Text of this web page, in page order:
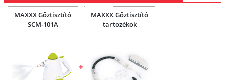
MAXXX Gőztisztító
SCM-101A
MAXXX Gőztisztító
tartozékok